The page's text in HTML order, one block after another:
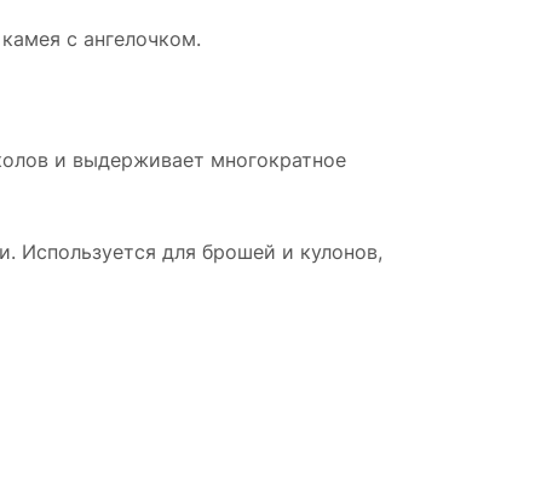
с ангелочком.
и выдерживает многократное
Используется для брошей и кулонов,